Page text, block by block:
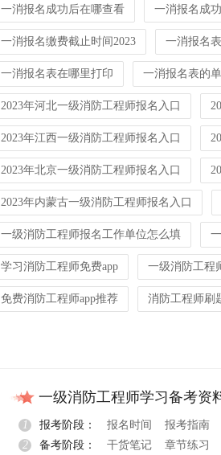
一消报名成功后在哪查看 一消报名成
一消报名缴费截止时间2023 一消报名
一消报名表在哪里打印 一消报名表的
2023年河北一级消防工程师报名入口
2023年江西一级消防工程师报名入口
2023年北京一级消防工程师报名入口
2023年内蒙古一级消防工程师报名入口
一级消防工程师报名工作单位怎么填
学习消防工程师免费app 一级消防工程
免费消防工程师app推荐 消防工程师刷
一级消防工程师学习备考资
1 报考阶段： 报名时间 报考指南
报名指导
2 备考阶段： 干货笔记 章节练习